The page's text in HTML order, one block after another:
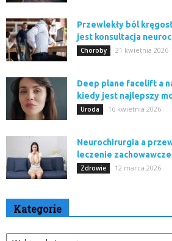
Przewlekły ból
jest konsultacja
Choroby 21 kwietnia 2026
Deep plane facelift a
kiedy jest najlepszy
Uroda 16 kwietnia 2026
Neurochirurgia a
leczenie
Zdrowie 12 marca 2026
Kategorie
Kategorie